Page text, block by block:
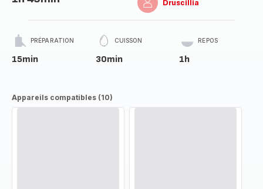
Druscillia
PRÉPARATION
15min
CUISSON
30min
REPOS
1h
Appareils compatibles (10)